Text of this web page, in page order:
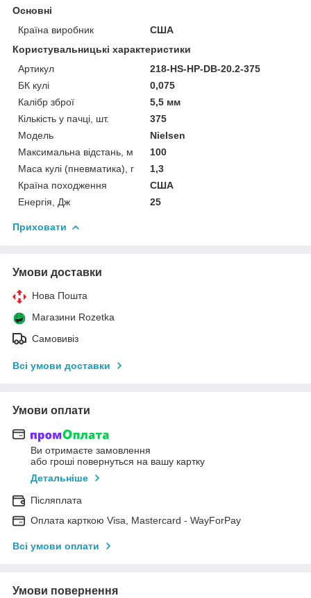
Основні
Країна виробник
США
Користувальницькі характеристики
Артикул
218-HS-HP-DB-20.2-375
БК кулі
0,075
Калібр зброї
5,5 мм
Кількість у пачці, шт.
375
Мoдель
Nielsen
Максимальна відстань, м
100
Маса кулі (пневматика), г
1,3
Країна походження
США
Енергія, Дж
25
Приховати
Умови доставки
Нова Пошта
Магазини Rozetka
Самовивіз
Всі умови доставки
Умови оплати
Ви отримаєте замовлення
або гроші повернуться на вашу картку
Детальніше
Післяплата
Оплата карткою Visa, Mastercard - WayForPay
Всі умови оплати
Умови повернення